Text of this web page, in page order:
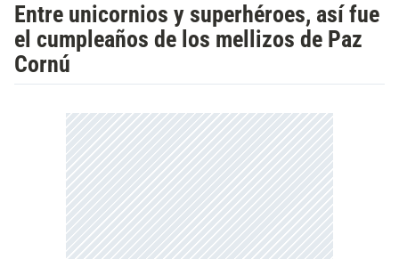
Entre unicornios y superhéroes, así fue
el cumpleaños de los mellizos de Paz
Cornú